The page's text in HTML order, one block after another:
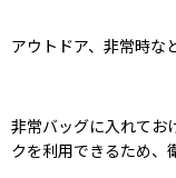
アウトドア、非常時な
非常バッグに入れてお
クを利用できるため、